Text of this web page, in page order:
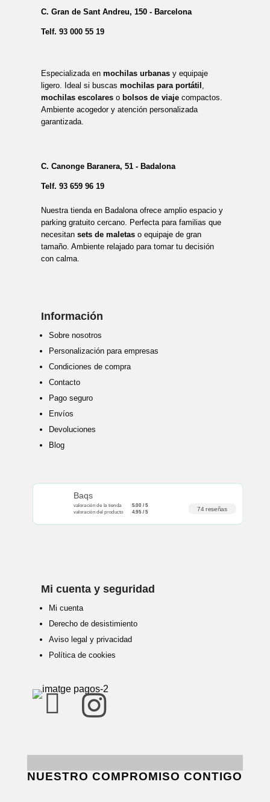
C. Gran de Sant Andreu, 150 - Barcelona
Telf. 93 000 55 19
Especializada en mochilas urbanasy equipaje
ligero. Ideal si buscas mochilas para portátil
mochilas escolareso bolsos de viajecompactos.
Ambiente acogedor y atención personalizada
garantizada.
C. Canonge Baranera, 51 - Badalona
Telf. 93 659 96 19
Nuestra tienda en Badalona ofrece amplio espacio y
parking gratuito cercano. Perfecta para familias que
necesitan sets de maletaso equipaje de gran
tamaño. Ambiente relajado para tomar tu decisión
con calma.
Información
Sobre nosotros
Personalización para empresas
Condiciones de compra
Contacto
Pago seguro
Envíos
Devoluciones
Blog
Baqs
valoración de la tienda 5.00 / 5
valoración del producto 4.95 / 5 74 reseñas
Mi cuenta y seguridad
Mi cuenta
Derecho de desistimiento
Aviso legal y privacidad
Política de cookies
 
NUESTRO COMPROMISO CONTIGO